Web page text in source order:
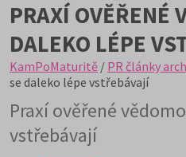
PRAXÍ OVĚŘENÉ
DALEKO LÉPE
KamPoMaturitě / PR články
se daleko lépe vstřebávají
Praxí ověřené
vstřebávají